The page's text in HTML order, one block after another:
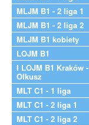
MLJM B1 - 2 liga 1
MLJM B1 - 2 liga 2
MLJM B1 kobiety
LOJM B1
I LOJM B1 Kraków -
Olkusz
MLT C1 - 1 liga
MLT C1 - 2 liga 1
MLT C1 - 2 liga 2